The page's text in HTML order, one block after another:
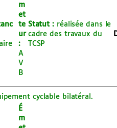
m
et
te
ur
:
A
V
B
Statut : réalisée dans le
cadre des travaux du
TCSP
cyclable bilatéral.
É
m